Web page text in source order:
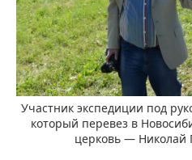
Участник экспедиции под
который перевез в
церковь — Николай